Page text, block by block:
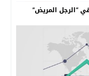
“الرجل المريض”